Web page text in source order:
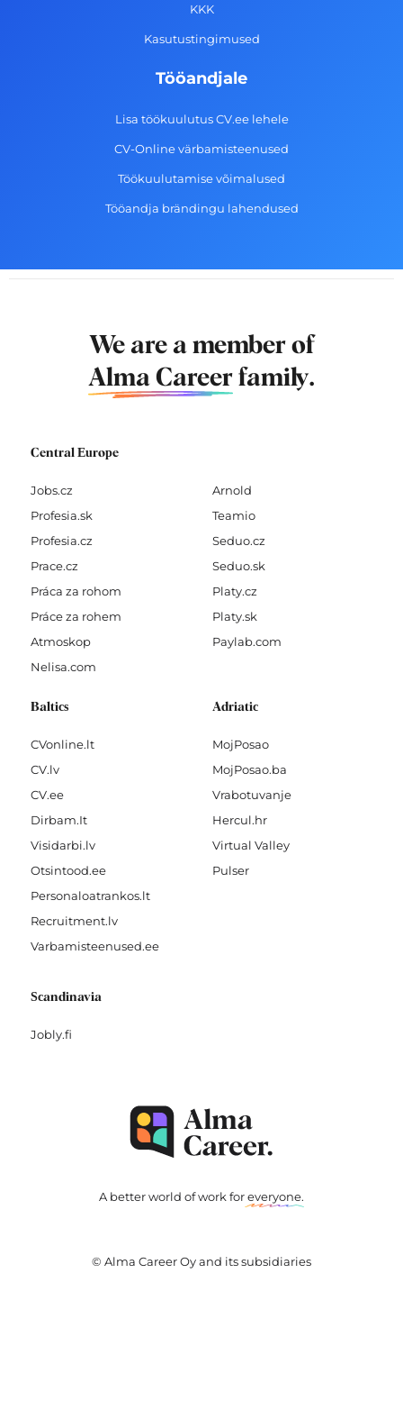
KKK
Kasutustingimused
Tööandjale
Lisa töökuulutus CV.ee lehele
CV-Online värbamisteenused
Töökuulutamise võimalused
Tööandja brändingu lahendused
We are a member of
Alma Career family.
Central Europe
Jobs.cz
Profesia.sk
Profesia.cz
Prace.cz
Práca za rohom
Práce za rohem
Atmoskop
Nelisa.com
Arnold
Teamio
Seduo.cz
Seduo.sk
Platy.cz
Platy.sk
Paylab.com
Baltics
CVonline.lt
CV.lv
CV.ee
Dirbam.It
Visidarbi.lv
Otsintood.ee
Personaloatrankos.lt
Recruitment.lv
Varbamisteenused.ee
Adriatic
MojPosao
MojPosao.ba
Vrabotuvanje
Hercul.hr
Virtual Valley
Pulser
Scandinavia
Jobly.fi
A better world of work foreveryone.
© Alma Career Oy and its subsidiaries